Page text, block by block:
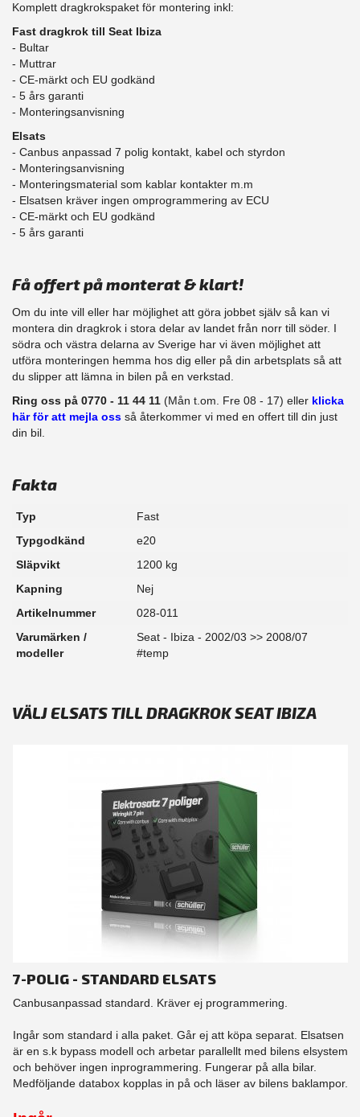
Komplett dragkrokspaket för montering inkl:
Fast dragkrok till Seat Ibiza
- Bultar
- Muttrar
- CE-märkt och EU godkänd
​- 5 års garanti
- Monteringsanvisning
Elsats
- Canbus anpassad 7 polig kontakt, kabel och styrdon
- Monteringsanvisning
- Monteringsmaterial som kablar kontakter m.m
- Elsatsen kräver ingen omprogrammering av ECU
- CE-märkt och EU godkänd
​- 5 års garanti
Få offert på monterat & klart!
Om du inte vill eller har möjlighet att göra jobbet själv så kan vi
montera din dragkrok i stora delar av landet från norr till söder. I
södra och västra delarna av Sverige har vi även möjlighet att
​utföra monteringen hemma hos dig eller på din arbetsplats så att
du slipper att lämna in bilen på en verkstad.
Ring oss på 0770 - 11 44 11 (Mån t.om. Fre 08 - 17) eller klicka
här för att mejla oss så återkommer vi med en offert till din just
din bil.
Fakta
Typ
Fast
Typgodkänd
e20
Släpvikt
1200 kg
Kapning
Nej
Artikelnummer
028-011
Varumärken /
modeller
Seat - Ibiza - 2002/03 >> 2008/07
#temp
VÄLJ ELSATS TILL DRAGKROK SEAT IBIZA
7-POLIG - STANDARD ELSATS
Canbusanpassad standard. Kräver ej programmering.
Ingår som standard i alla paket. Går ej att köpa separat. Elsatsen
är en s.k bypass modell och arbetar parallellt med bilens elsystem
och behöver ingen inprogrammering. Fungerar på alla bilar.
Medföljande databox kopplas in på och läser av bilens baklampor.